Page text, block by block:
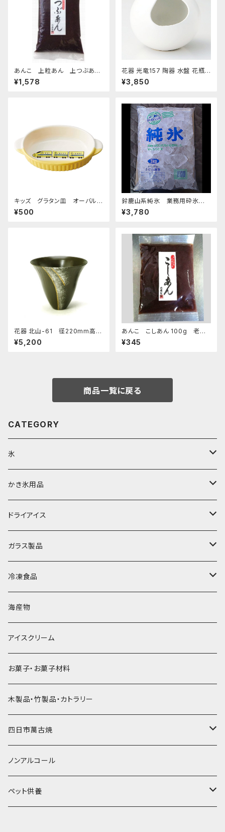
あんこ 上粒あん 上つぶあん
1kg-老舗あんこ屋のこだわり餡
¥1,578
花器 光竜157 陶器 水盤 花瓶
コンポーネント フラワーベース
¥3,850
キッズ グラタン皿 オーバルデ
ィッシュ 超特急イエロー
¥500
鈴鹿山系純氷 業務用砕氷 1
4.4kg
¥3,780
花器 北山-61 径220mm高さ
190ｍｍ 陶器製 剣山受付
水盤 生け花 いけばな 花瓶 華
¥5,200
あんこ こしあん 100g 老舗
あんこ屋のこだわり餡【クリック
ポスト便】
¥345
商品一覧に戻る
CATEGORY
氷
富士天然水の氷
丸氷
直径70mm
直径65mm
角氷
砕氷
氷河の氷
氷アイテム
かき氷用品
かき氷シロップ
無果汁1.8Lパック
無果汁1Lパック
無添加瓶シロップ
かき氷機・かき氷器
かき氷カップ
発泡スチロール無地-使い捨て
発泡スチロールプリント柄
かき氷スプーン・スプーンストロー
プラスチック・スプーン
プラスチック・スプーンストロー
コンデンスミルク・練乳・あんこ
かき氷セット
その他かき氷用品
ドライアイス
ドライアイス3ｋｇ
ドライアイス4ｋｇ
ドライアイス5ｋｇ
ドライアイス8ｋｇ
ドライアイス10ｋｇ
ドライアイス15ｋｇ
ドライアイス20ｋｇ
ドライアイス25ｋｇ
ガラス製品
オンザロック・グラス
ビール・グラス
タンブラー
かき氷器
冷凍食品
肉まん・あんまん
パスタ・スパゲッティ
惣菜
海産物
アイスクリーム
お菓子・お菓子材料
木製品・竹製品・カトラリー
四日市萬古焼
土鍋・土釜
一般土鍋
皿・椀・丼・小物
ノンアルコール
ペット供養